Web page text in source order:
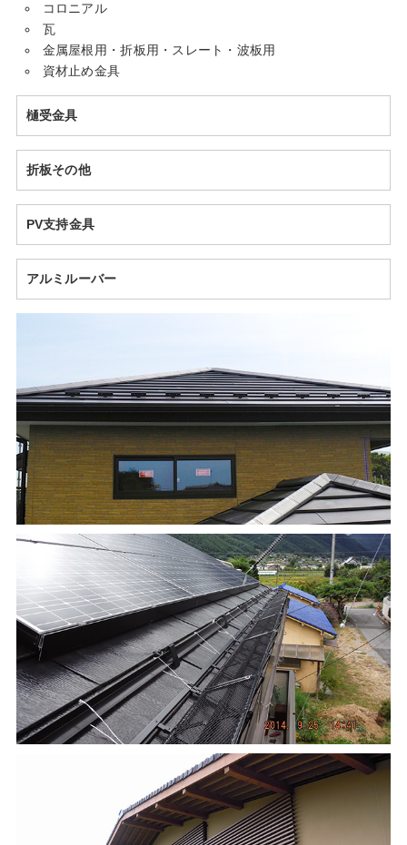
コロニアル
瓦
金属屋根用・折板用・スレート・波板用
資材止め金具
樋受金具
折板その他
PV支持金具
アルミルーバー